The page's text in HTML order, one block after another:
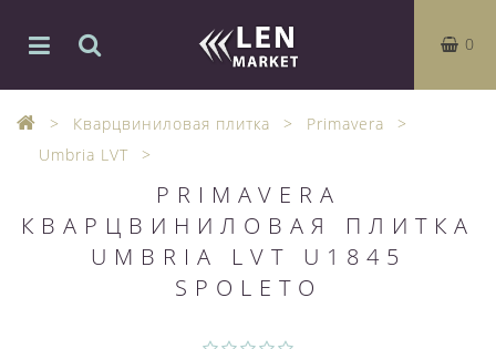
0
Кварцвиниловая плитка
Primavera
Umbria LVT
PRIMAVERA
КВАРЦВИНИЛОВАЯ ПЛИТКА
UMBRIA LVT U1845
SPOLETO